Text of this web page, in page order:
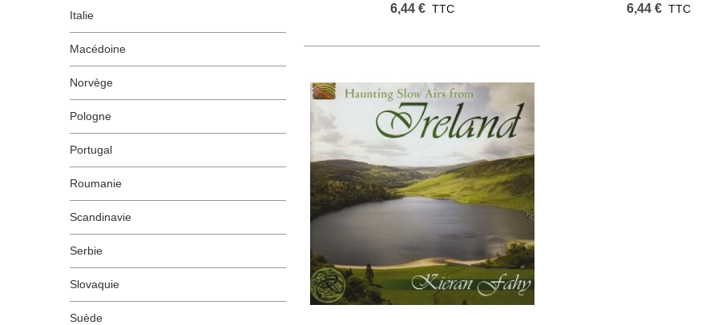
Italie
Macédoine
Norvège
Pologne
Portugal
Roumanie
Scandinavie
Serbie
Slovaquie
Suède
6,44 € TTC 6,44 € TTC